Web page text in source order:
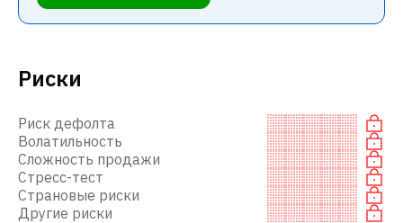
Риски
Риск дефолта
Волатильность
Сложность продажи
Стресс-тест
Страновые риски
Другие риски